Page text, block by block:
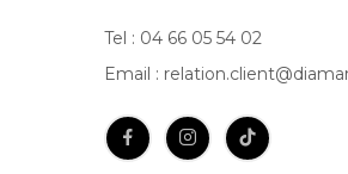
Tel : 04 66 05 54 02
Email :